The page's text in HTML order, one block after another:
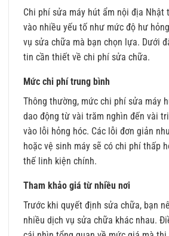
Chi phí sửa máy hút ẩm nội địa Nhật
vào nhiều yếu tố như mức độ hư
vụ sửa chữa mà bạn chọn lựa. Dưới
tin cần thiết về chi phí sửa chữa.
Mức chi phí trung bình
Thông thường, mức chi phí sửa máy
dao động từ vài trăm nghìn đến vài
vào lỗi hỏng hóc. Các lỗi đơn giản
hoặc vệ sinh máy sẽ có chi phí thấp
thế linh kiện chính.
Tham khảo giá từ nhiều nơi
Trước khi quyết định sửa chữa, bạn
nhiều dịch vụ sửa chữa khác nhau.